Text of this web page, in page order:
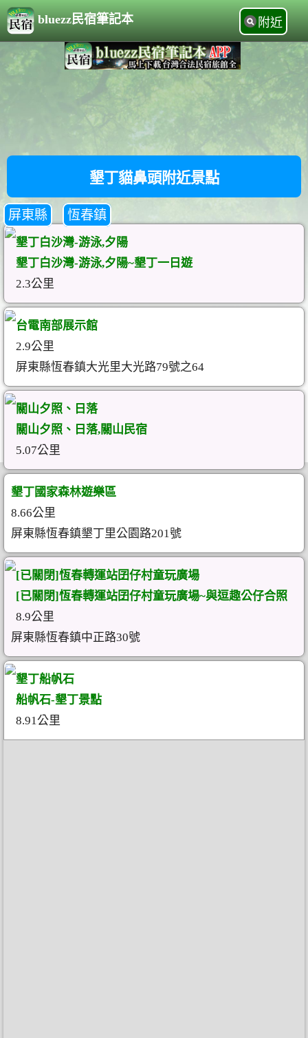
bluezz民宿筆記本 附近
墾丁貓鼻頭附近景點
屏東縣 恆春鎮
墾丁白沙灣-游泳,夕陽
墾丁白沙灣-游泳,夕陽~墾丁一日遊
2.3公里
台電南部展示館
2.9公里
屏東縣恆春鎮大光里大光路79號之64
關山夕照、日落
關山夕照、日落,關山民宿
5.07公里
墾丁國家森林遊樂區
8.66公里
屏東縣恆春鎮墾丁里公園路201號
[已關閉]恆春轉運站囝仔村童玩廣場
[已關閉]恆春轉運站囝仔村童玩廣場~與逗趣公仔合照
8.9公里
屏東縣恆春鎮中正路30號
墾丁船帆石
船帆石-墾丁景點
8.91公里